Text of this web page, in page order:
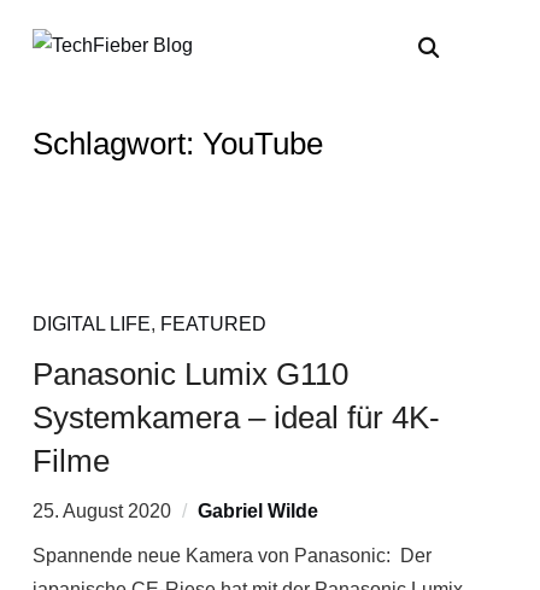
Schlagwort: YouTube
DIGITAL LIFE, FEATURED
Panasonic Lumix G110
Systemkamera – ideal für 4K-
Filme
25. August 2020 Gabriel Wilde
Spannende neue Kamera von Panasonic: Der